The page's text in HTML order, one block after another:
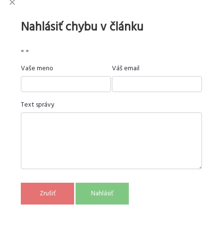
Nahlásiť chybu v článku
«»
Vaše meno
Váš email
Text správy
Zrušiť Nahlásiť